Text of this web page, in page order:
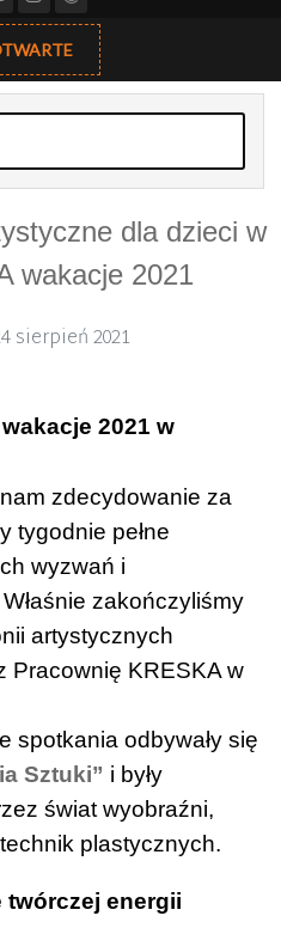
dla dzieci w
wakacje 2021
sierpień 2021
2021 w
zdecydowanie za
tygodnie pełne
wyzwań i
zakończyliśmy
artystycznych
Pracownię KRESKA w
spotkania odbywały się
Sztuki” i były
świat wyobraźni,
plastycznych.
twórczej energii